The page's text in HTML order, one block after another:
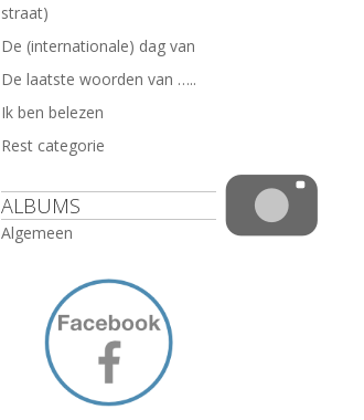
straat)
De (internationale) dag van
De laatste woorden van …..
Ik ben belezen
Rest categorie
ALBUMS
Algemeen